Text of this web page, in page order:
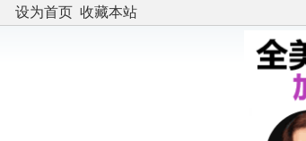
设为首页 收藏本站